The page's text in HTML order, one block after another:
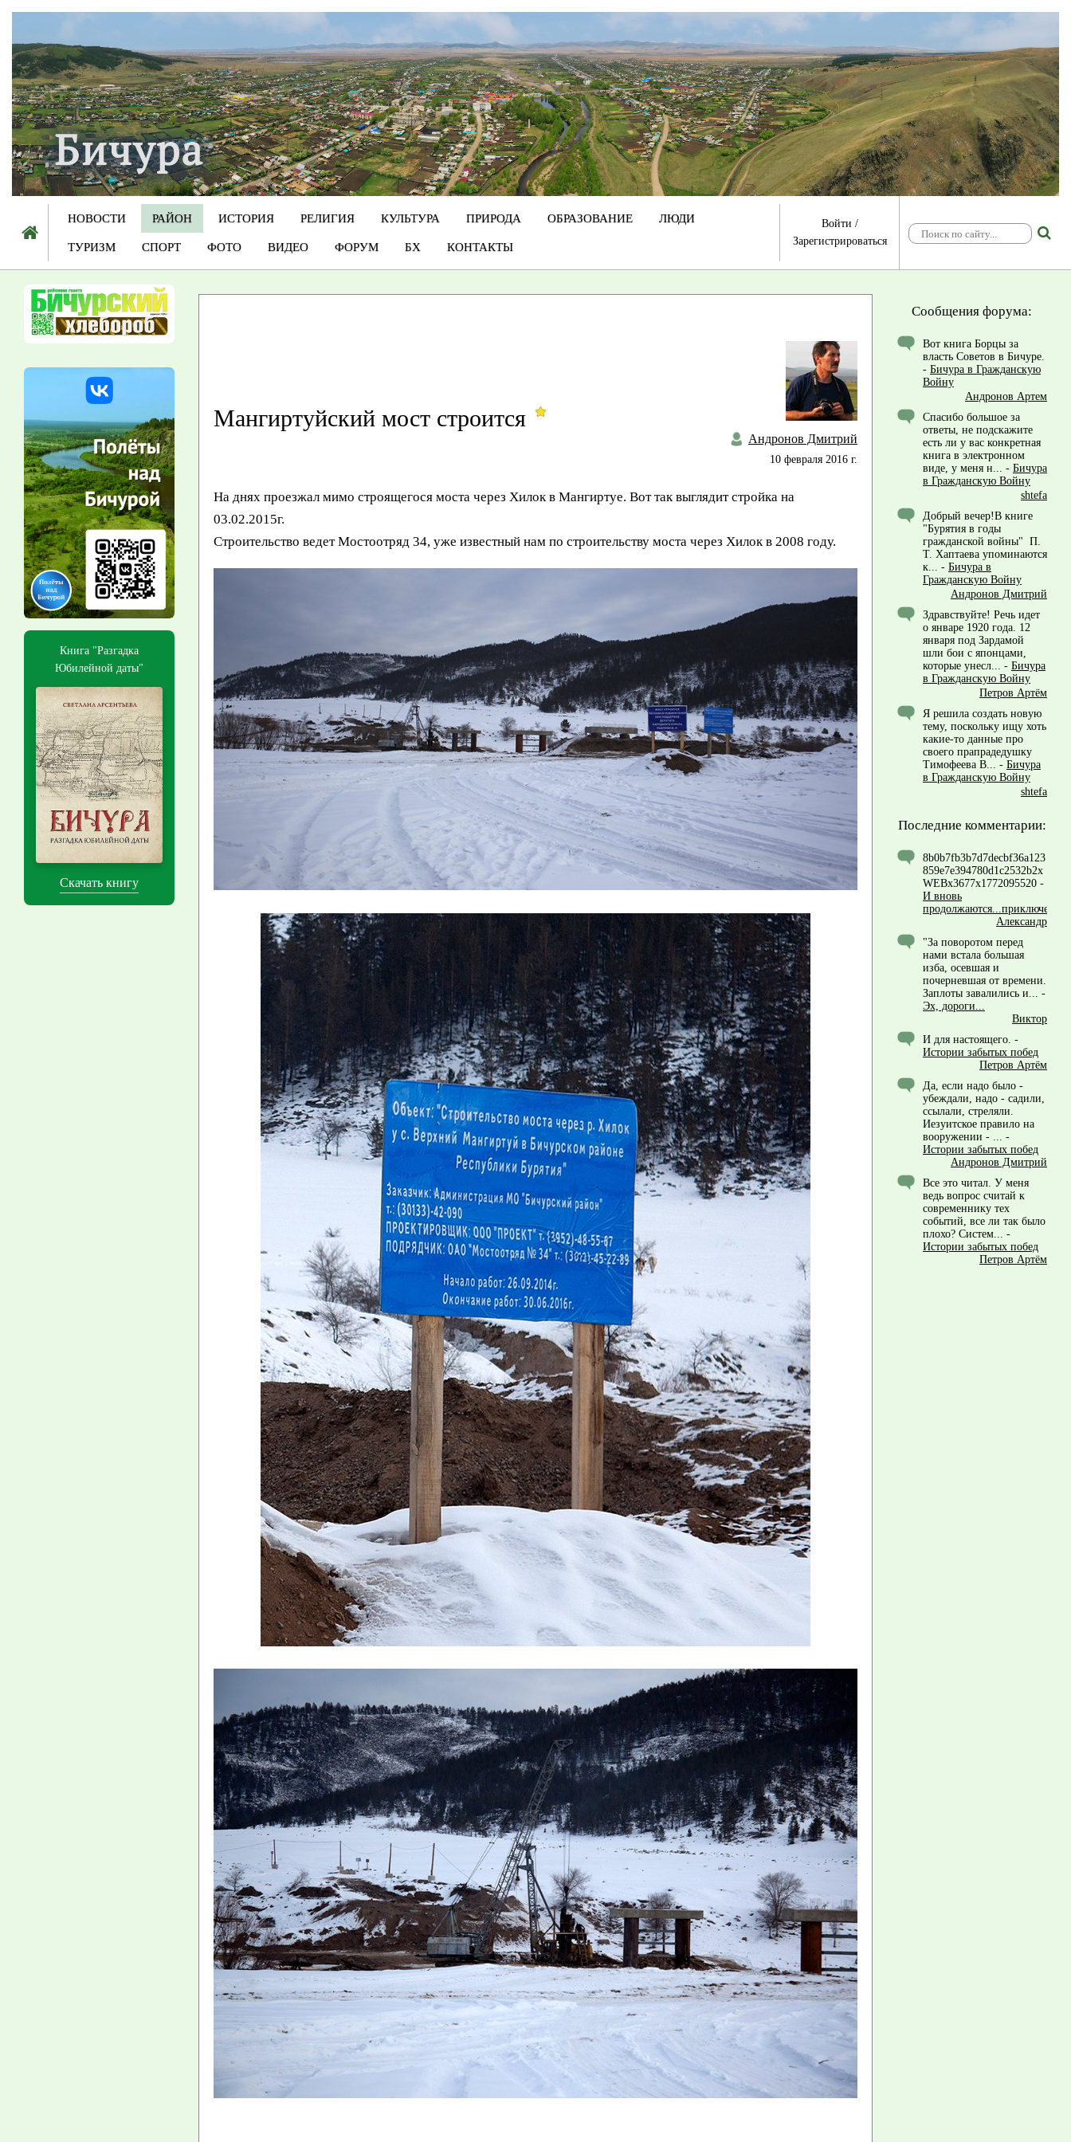
НОВОСТИ РАЙОН ИСТОРИЯ РЕЛИГИЯ КУЛЬТУРА ПРИРОДА ОБРАЗОВАНИЕ ЛЮДИ
ТУРИЗМ СПОРТ ФОТО ВИДЕО ФОРУМ БХ КОНТАКТЫ
Войти /
Зарегистрироваться
Книга "Разгадка
Юбилейной даты"
Скачать книгу
Андронов Дмитрий
10 февраля 2016 г.
Мангиртуйский мост строится
На днях проезжал мимо строящегося моста через Хилок в Мангиртуе. Вот так выглядит стройка на
03.02.2015г.
Строительство ведет Мостоотряд 34, уже известный нам по строительству моста через Хилок в 2008 году.
Сообщения форума:
Вот книга Борцы за
власть Советов в Бичуре.
- Бичура в Гражданскую
Войну
Андронов Артем
Спасибо большое за
ответы, не подскажите
есть ли у вас конкретная
книга в электронном
виде, у меня н... - Бичура
в Гражданскую Войну
shtefa
Добрый вечер!В книге
"Бурятия в годы
гражданской войны" П.
Т. Хаптаева упоминаются
к... - Бичура в
Гражданскую Войну
Андронов Дмитрий
Здравствуйте! Речь идет
о январе 1920 года. 12
января под Зардамой
шли бои с японцами,
которые унесл... - Бичура
в Гражданскую Войну
Петров Артём
Я решила создать новую
тему, поскольку ищу хоть
какие-то данные про
своего прапрадедушку
Тимофеева В... - Бичура
в Гражданскую Войну
shtefa
Последние комментарии:
8b0b7fb3b7d7decbf36a123
859e7e394780d1c2532b2x
WEBx3677x1772095520 -
И вновь
продолжаются...приключения!
Александр
"За поворотом перед
нами встала большая
изба, осевшая и
почерневшая от времени.
Заплоты завалились и... -
Эх, дороги...
Виктор
И для настоящего. -
Истории забытых побед
Петров Артём
Да, если надо было -
убеждали, надо - садили,
ссылали, стреляли.
Иезуитское правило на
вооружении - ... -
Истории забытых побед
Андронов Дмитрий
Все это читал. У меня
ведь вопрос считай к
современнику тех
событий, все ли так было
плохо? Систем... -
Истории забытых побед
Петров Артём